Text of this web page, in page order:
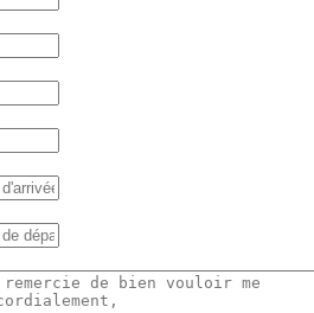
JJ
slash
AAAA
JJ
slash